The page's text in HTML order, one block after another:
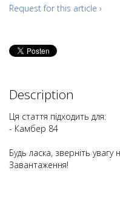
Request for this article ›
Description
Ця стаття підходить для:
- Камбер 84
Будь ласка, зверніть увагу
Завантаження!